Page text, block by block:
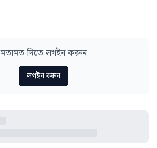
মতামত দিতে লগইন করুন
লগইন করুন